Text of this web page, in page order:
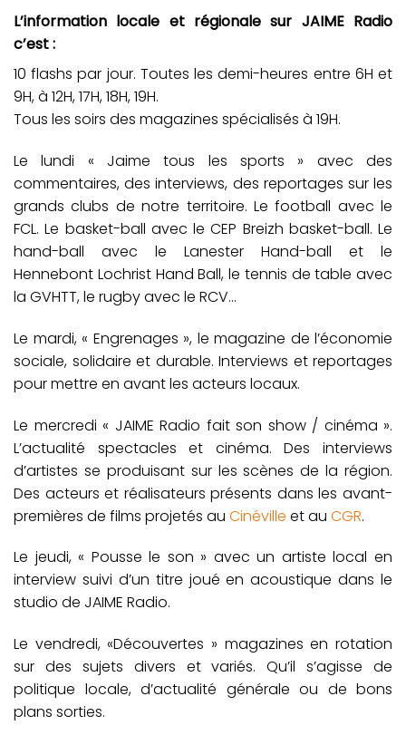
L’information locale et régionale sur JAIME Radio
c’est :
10 flashs par jour. Toutes les demi-heures entre 6H et
9H, à 12H, 17H, 18H, 19H.
Tous les soirs des magazines spécialisés à 19H.
Le lundi « Jaime tous les sports » avec des
commentaires, des interviews, des reportages sur les
grands clubs de notre territoire. Le football avec le
FCL. Le basket-ball avec le CEP Breizh basket-ball. Le
hand-ball avec le Lanester Hand-ball et le
Hennebont Lochrist Hand Ball, le tennis de table avec
la GVHTT, le rugby avec le RCV…
Le mardi, « Engrenages », le magazine de l’économie
sociale, solidaire et durable. Interviews et reportages
pour mettre en avant les acteurs locaux.
Le mercredi « JAIME Radio fait son show / cinéma ».
L’actualité spectacles et cinéma. Des interviews
d’artistes se produisant sur les scènes de la région.
Des acteurs et réalisateurs présents dans les avant-
premières de films projetés au Cinéville et au CGR.
Le jeudi, « Pousse le son » avec un artiste local en
interview suivi d’un titre joué en acoustique dans le
studio de JAIME Radio.
Le vendredi, «Découvertes » magazines en rotation
sur des sujets divers et variés. Qu’il s’agisse de
politique locale, d’actualité générale ou de bons
plans sorties.